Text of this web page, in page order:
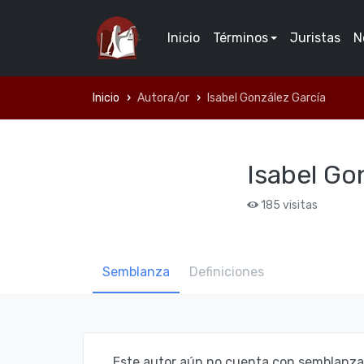
Inicio Términos Juristas
Inicio Autora/or Isabel González Garcí­a
Isabel
185 visitas
Semblanza Definiciones